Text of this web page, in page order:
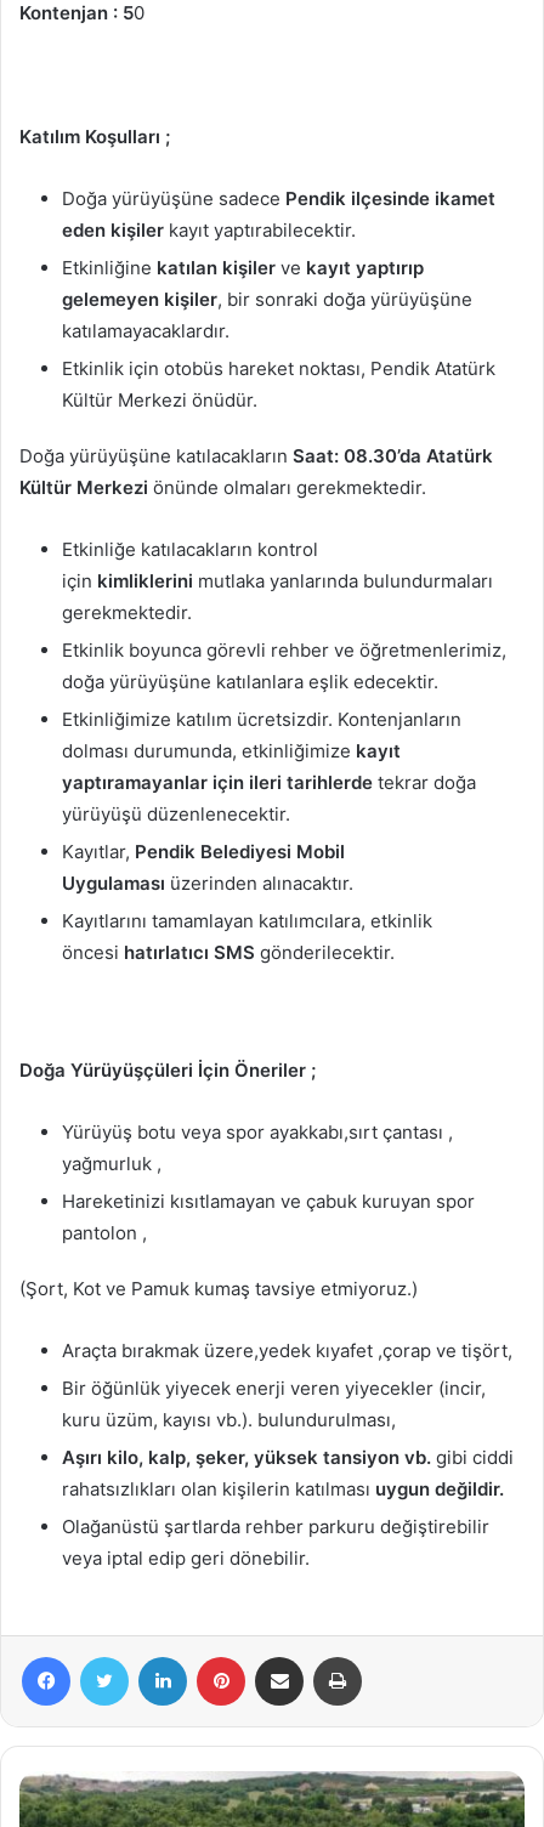
Kontenjan : 50
Katılım Koşulları ;
Doğa yürüyüşüne sadece Pendik ilçesinde ikamet
eden kişiler kayıt yaptırabilecektir.
Etkinliğine katılan kişiler ve kayıt yaptırıp
gelemeyen kişiler, bir sonraki doğa yürüyüşüne
katılamayacaklardır.
Etkinlik için otobüs hareket noktası, Pendik Atatürk
Kültür Merkezi önüdür.
Doğa yürüyüşüne katılacakların Saat: 08.30’da Atatürk
Kültür Merkezi önünde olmaları gerekmektedir.
Etkinliğe katılacakların kontrol
için kimliklerini mutlaka yanlarında bulundurmaları
gerekmektedir.
Etkinlik boyunca görevli rehber ve öğretmenlerimiz,
doğa yürüyüşüne katılanlara eşlik edecektir.
Etkinliğimize katılım ücretsizdir. Kontenjanların
dolması durumunda, etkinliğimize kayıt
yaptıramayanlar için ileri tarihlerde tekrar doğa
yürüyüşü düzenlenecektir.
Kayıtlar, Pendik Belediyesi Mobil
Uygulaması üzerinden alınacaktır.
Kayıtlarını tamamlayan katılımcılara, etkinlik
öncesi hatırlatıcı SMS gönderilecektir.
Doğa Yürüyüşçüleri İçin Öneriler ;
Yürüyüş botu veya spor ayakkabı,sırt çantası ,
yağmurluk ,
Hareketinizi kısıtlamayan ve çabuk kuruyan spor
pantolon ,
(Şort, Kot ve Pamuk kumaş tavsiye etmiyoruz.)
Araçta bırakmak üzere,yedek kıyafet ,çorap ve tişört,
Bir öğünlük yiyecek enerji veren yiyecekler (incir,
kuru üzüm, kayısı vb.). bulundurulması,
Aşırı kilo, kalp, şeker, yüksek tansiyon vb. gibi ciddi
rahatsızlıkları olan kişilerin katılması uygun değildir.
Olağanüstü şartlarda rehber parkuru değiştirebilir
veya iptal edip geri dönebilir.